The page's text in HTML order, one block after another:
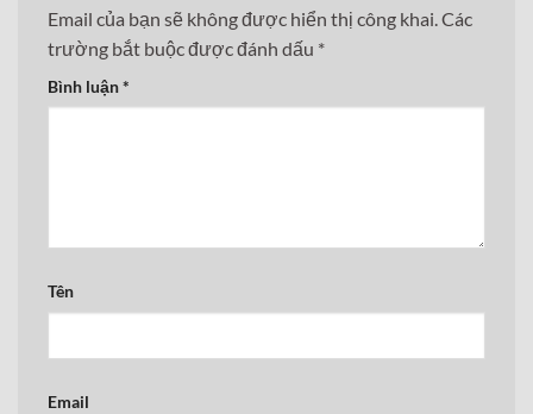
Email của bạn sẽ không được hiển thị công khai. Các
trường bắt buộc được đánh dấu *
Bình luận*
Tên
Email